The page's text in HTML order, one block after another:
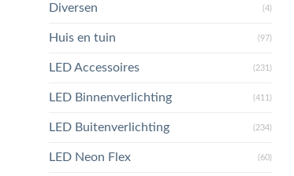
Diversen (4)
Huis en tuin (97)
LED Accessoires (231)
LED Binnenverlichting (411)
LED Buitenverlichting (234)
LED Neon Flex (60)